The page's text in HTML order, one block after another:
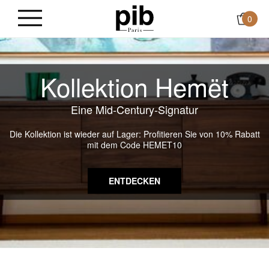
0
Kollektion Hemët
Eine Mid-Century-Signatur
Die Kollektion ist wieder auf Lager: Profitieren Sie von 10% Rabatt
mit dem Code HEMET10
ENTDECKEN